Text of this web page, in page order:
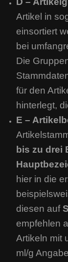
Artikel in
einsortiert
bei
Die
für den
hinterlegt,
E –
bis zu drei
hier in die
diesen auf
empfehlen
Artikeln mit
ml/g